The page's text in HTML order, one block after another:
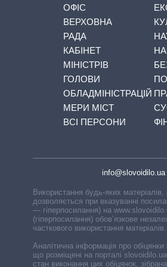
ОФІС
ВЕРХОВНА
РАДА
КАБІНЕТ
МІНІСТРІВ
ГОЛОВИ
ОБЛАДМІНІСТРАЦІЙ
МЕРИ МІСТ
ВСІ ПЕРСОНИ
info@slovoidilo.ua
Використання будь-яких матеріалів,
дозволяється при вказуванні
— гіперпосилання) на
(гіперпосилання) обов’язкове
часткового використання матеріалів.
Аналітична інформація про обіцянки
що розміщені на порталі
стан виконання цих обіцянок,